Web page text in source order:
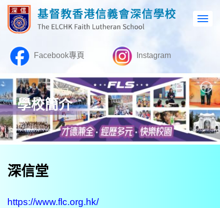
Facebook專頁 Instagram
學校簡介
深信堂
https://www.flc.org.hk/